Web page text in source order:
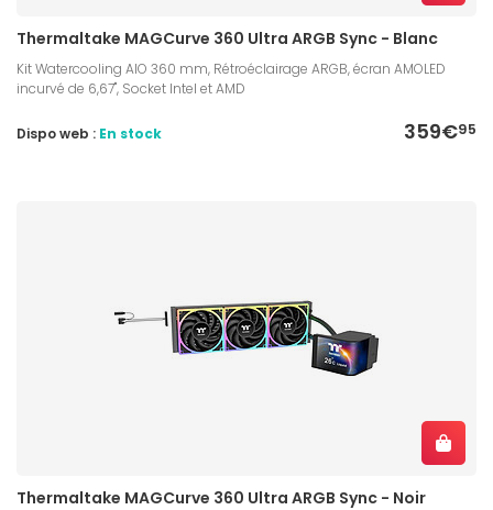
Thermaltake MAGCurve 360 Ultra ARGB Sync - Blanc
Kit Watercooling AIO 360 mm, Rétroéclairage ARGB, écran AMOLED
incurvé de 6,67", Socket Intel et AMD
359€95
Dispo web : En stock
Thermaltake MAGCurve 360 Ultra ARGB Sync - Noir